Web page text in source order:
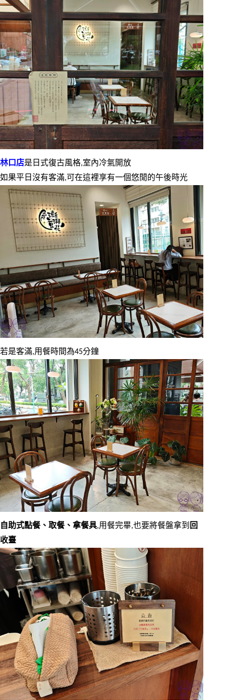
林口店是日式復古風格,室內冷氣開放
如果平日沒有客滿,可在這裡享有一個悠閒的午後時光
若是客滿,用餐時間為45分鐘
自助式點餐、取餐、拿餐具,用餐完畢,也要將餐盤拿到 回
收臺